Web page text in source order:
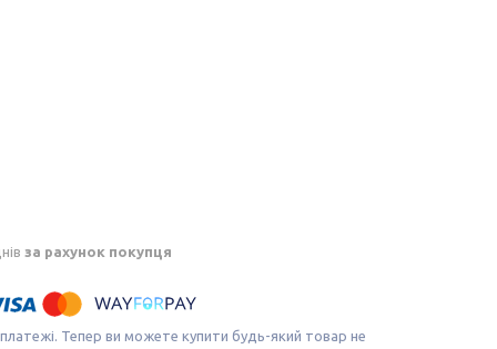
за рахунок покупця
платежі. Тепер ви можете купити будь-який товар не